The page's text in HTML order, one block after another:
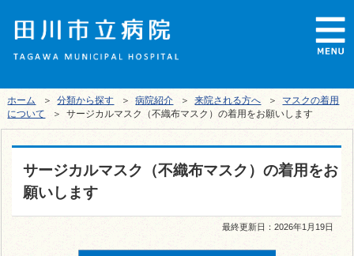
ホーム ＞分類から探す ＞病院紹介 ＞来院される方へ ＞ マスクの着用
について
＞ サージカルマスク（不織布マスク）の着用をお願いします
サージカルマスク（不織布マスク）の着用をお
願いします
最終更新日：2026年1月19日